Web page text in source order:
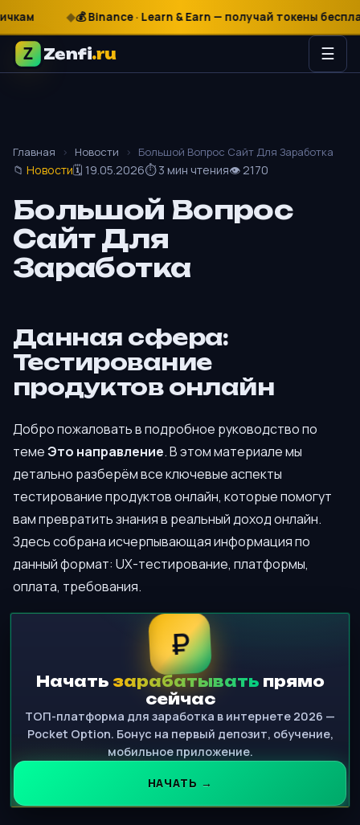
₽
$
€ 💰 Binance · Learn & Earn — получай токены бесплатно
Zenfi.ru ☰
Главная › Новости › Большой Вопрос Сайт Для Заработка
📁 Новости🗓 19.05.2026⏱ 3 мин чтения👁 2170
Большой Вопрос
Сайт Для
Заработка
Данная сфера:
Тестирование
продуктов онлайн
Добро пожаловать в подробное руководство по
темеЭто направление. В этом материале мы
детально разберём все ключевые аспекты
тестирование продуктов онлайн, которые помогут
вам превратить знания в реальный доход онлайн.
Здесь собрана исчерпывающая информация по
данный формат: UX-тестирование, платформы,
оплата, требования.
₽
Начать зарабатывать прямо
сейчас
ТОП-платформа для заработка в интернете 2026 —
Pocket Option. Бонус на первый депозит, обучение,
мобильное приложение.
НАЧАТЬ →